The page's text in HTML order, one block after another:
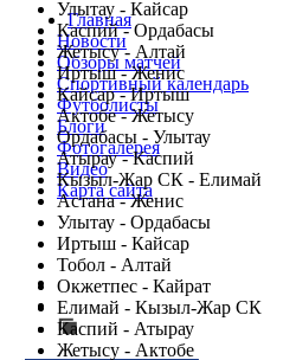
Улытау - Кайсар
Каспий - Ордабасы
Жетысу - Алтай
Иртыш - Женис
Кайсар - Иртыш
Актобе - Жетысу
Ордабасы - Улытау
Атырау - Каспий
Кызыл-Жар СК - Елимай
Астана - Женис
Улытау - Ордабасы
Иртыш - Кайсар
Тобол - Алтай
Окжетпес - Кайрат
Елимай - Кызыл-Жар СК
Каспий - Атырау
Жетысу - Актобе
Главная
Новости
Обзоры матчей
Спортивный календарь
Футболисты
Блоги
Фотогалерея
Видео
Карта сайта
Есть идея?
Сообщить о мероприятии
Перейти на старый сайт